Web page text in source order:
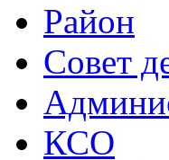
Район
Совет
КСО